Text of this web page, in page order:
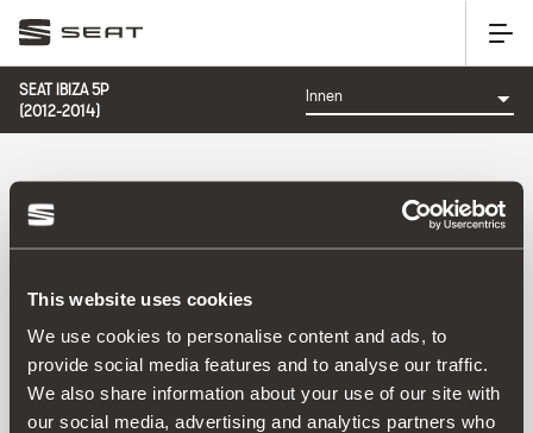
This website uses cookies
We use cookies to personalise content and ads, to
provide social media features and to analyse our traffic.
We also share information about your use of our site with
our social media, advertising and analytics partners who
SEAT IBIZA 5P
(2012-2014)
Sortieren nach:
Erscheinungsdatum|A-Z|Z-A|Preis: aufsteigend|
Preis: absteigend
No Results
KATEGORIE: INNEN